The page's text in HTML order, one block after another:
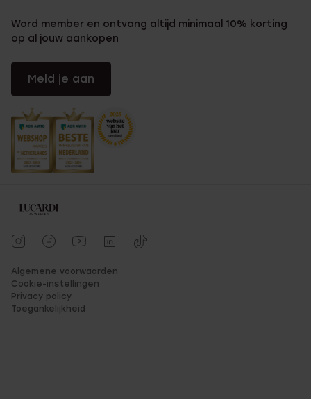
Word member en ontvang altijd minimaal 10% korting
op al jouw aankopen
Meld je aan
Algemene voorwaarden
Cookie-instellingen
Privacy policy
Toegankelijkheid